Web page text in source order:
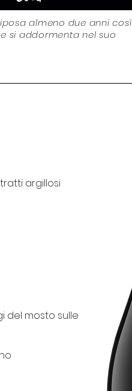
almeno due anni così
si addormenta nel suo
argillosi
del mosto sulle